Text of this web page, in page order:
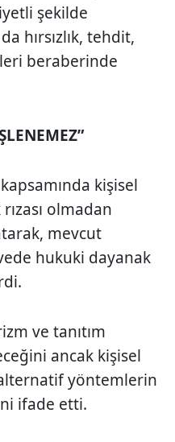
şekilde
hırsızlık, tehdit,
beraberinde
kişisel
olmadan
mevcut
hukuki dayanak
ve tanıtım
ancak kişisel
yöntemlerin
ifade etti.